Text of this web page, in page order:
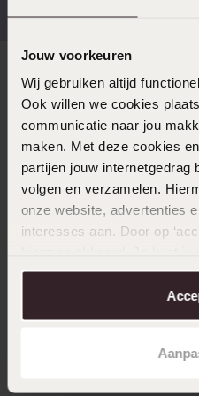
Jouw voorkeuren
Wij gebruiken altijd
Ook willen we cookies
communicatie naar jou
maken. Met deze cookies
partijen jouw internetgedrag
volgen en verzamelen.
onze website, advertenties
interesses aan. Door op
aanpassen. Lees er meer
Direct naar
Over Lucardi
Klantenservice
Word member en ontvang